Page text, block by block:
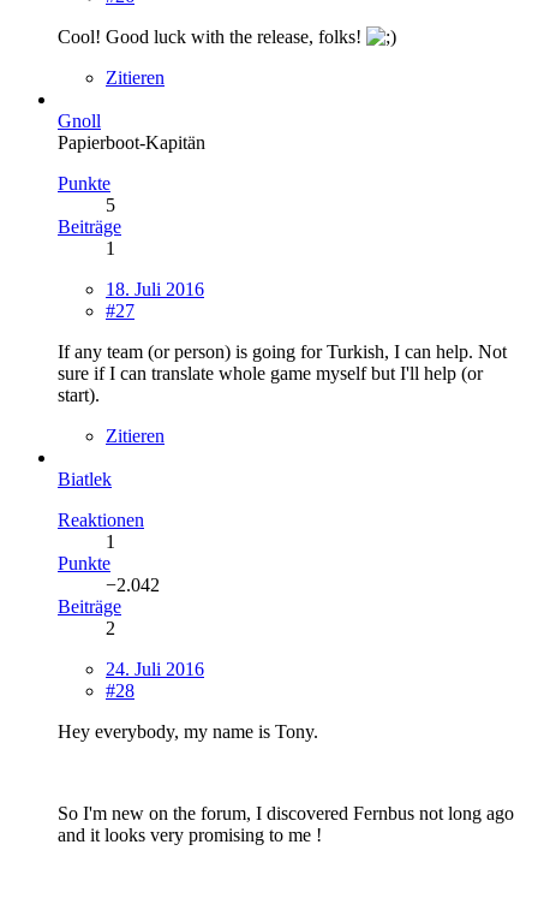
Cool! Good luck with the release, folks!
Zitieren
Gnoll
Papierboot-Kapitän
Punkte
5
Beiträge
1
18. Juli 2016
#27
If any team (or person) is going for Turkish, I can help. Not
sure if I can translate whole game myself but I'll help (or
start).
Zitieren
Biatlek
Reaktionen
1
Punkte
−2.042
Beiträge
2
24. Juli 2016
#28
Hey everybody, my name is Tony.
So I'm new on the forum, I discovered Fernbus not long ago
and it looks very promising to me !